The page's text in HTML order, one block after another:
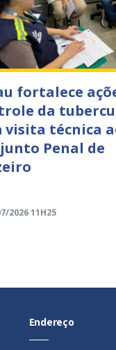
fortalece
da
visita técnica
Penal de
2026 11H25
Endereço